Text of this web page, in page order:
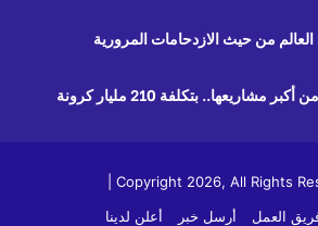
من حيث الازدحامات المرورية
بتكلفة 210 مليار كرونة
العمل
أرسل خبر أعلن لدينا